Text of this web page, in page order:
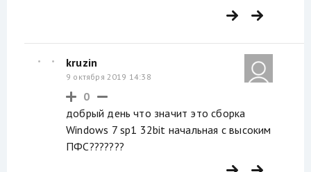
kruzin
9 октября 2019 14:38
0
добрый день что значит это сборка
Windows 7 sp1 32bit начальная с высоким
ПФС???????